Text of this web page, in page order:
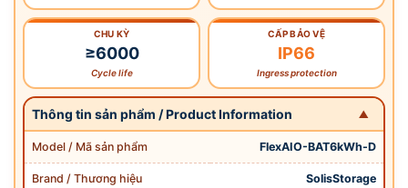
CHU KỲ
≥6000
Cycle life
CẤP BẢO VỆ
IP66
Ingress protection
Thông tin sản phẩm / Product Information
Model / Mã sản phẩm FlexAIO-BAT6kWh-D
Brand / Thương hiệu SolisStorage